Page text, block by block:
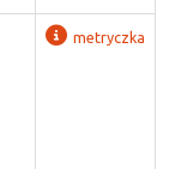
metryczka